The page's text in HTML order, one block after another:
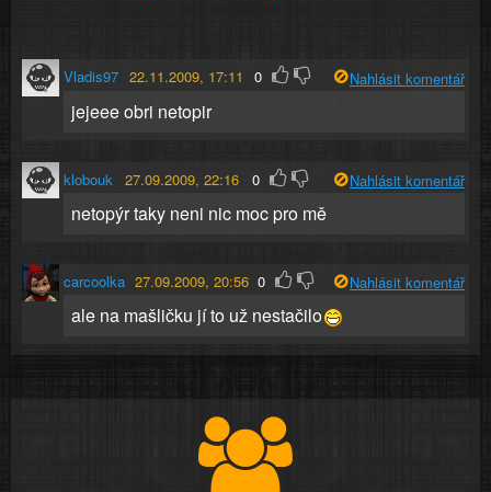
Vladis97 22.11.2009, 17:11 0 Nahlásit komentář
jejeee obri netopir
klobouk 27.09.2009, 22:16 0 Nahlásit komentář
netopýr taky neni nic moc pro mě
carcoolka 27.09.2009, 20:56 0 Nahlásit komentář
ale na mašličku jí to už nestačilo